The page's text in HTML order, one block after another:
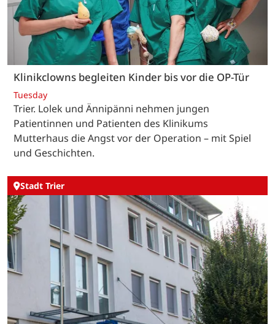
Klinikclowns begleiten Kinder bis vor die OP-Tür
Tuesday
Trier. Lolek und Ännipänni nehmen jungen
Patientinnen und Patienten des Klinikums
Mutterhaus die Angst vor der Operation – mit Spiel
und Geschichten.
Stadt Trier